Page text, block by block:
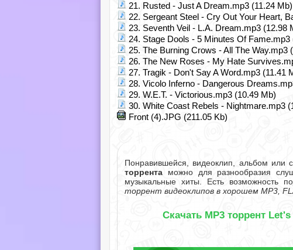
21. Rusted - Just A Dream.mp3 (11.24 Mb)
22. Sergeant Steel - Cry Out Your Heart,
23. Seventh Veil - L.A. Dream.mp3 (12.98
24. Stage Dools - 5 Minutes Of Fame.mp3
25. The Burning Crows - All The Way.mp3
26. The New Roses - My Hate
27. Tragik - Don't Say A Word.mp3 (11.41
28. Vicolo Inferno - Dangerous
29. W.E.T. - Victorious.mp3 (10.49 Mb)
30. White Coast Rebels - Nightmare.mp3
Front (4).JPG (211.05 Kb)
Понравившейся, видеоклип, альбом или
торрента можно для разнообразия
музыкальные хиты. Есть возможность
торрент видеоклипов в хорошем MP3,
Скачать MP3 торрент